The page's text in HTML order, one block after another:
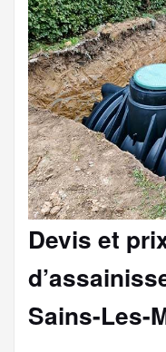
Devis et
Sains-Les-